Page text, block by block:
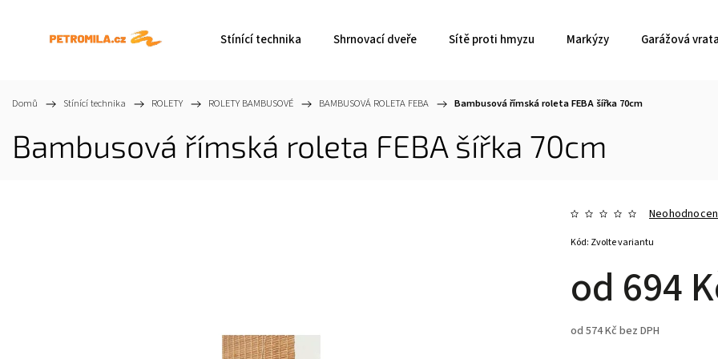
Stínící technika Shrnovací dveře Sítě proti hmyzu Markýzy Garážová vrata
Domů / Stínící technika / ROLETY / ROLETY BAMBUSOVÉ / BAMBUSOVÁ ROLETA FEBA / Bambusová římská roleta FEBA šířka 70cm
Bambusová římská roleta FEBA šířka 70cm
od 694
od574 Kč bez DPH
Kód: Zvolte variantu